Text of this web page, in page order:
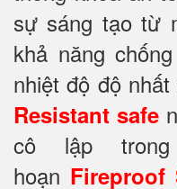
sự sáng tạo từ
khả năng
nhiệt độ độ
Resistant safe
cô lập
hoạn Fireproof